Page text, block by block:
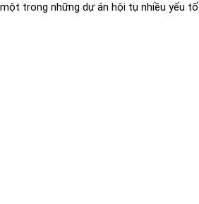
trong những dự án hội tụ nhiều yếu tố